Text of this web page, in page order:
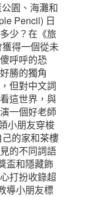
園、海灘和
Pencil) 日
少？在《旅
得一個從未
呼呼的恐
勝的獨角
但對中文詞
這世界，與
一個好老師
小朋友穿梭
的家和茶樓
的不同詞語
盃和隱藏飾
打扮收錄超
導小朋友標